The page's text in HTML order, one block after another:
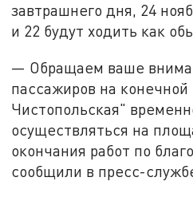
завтрашнего дня, 24
и 22 будут ходить как
— Обращаем ваше
пассажиров на
Чистопольская"
осуществляться на
окончания работ по
сообщили в пресс-